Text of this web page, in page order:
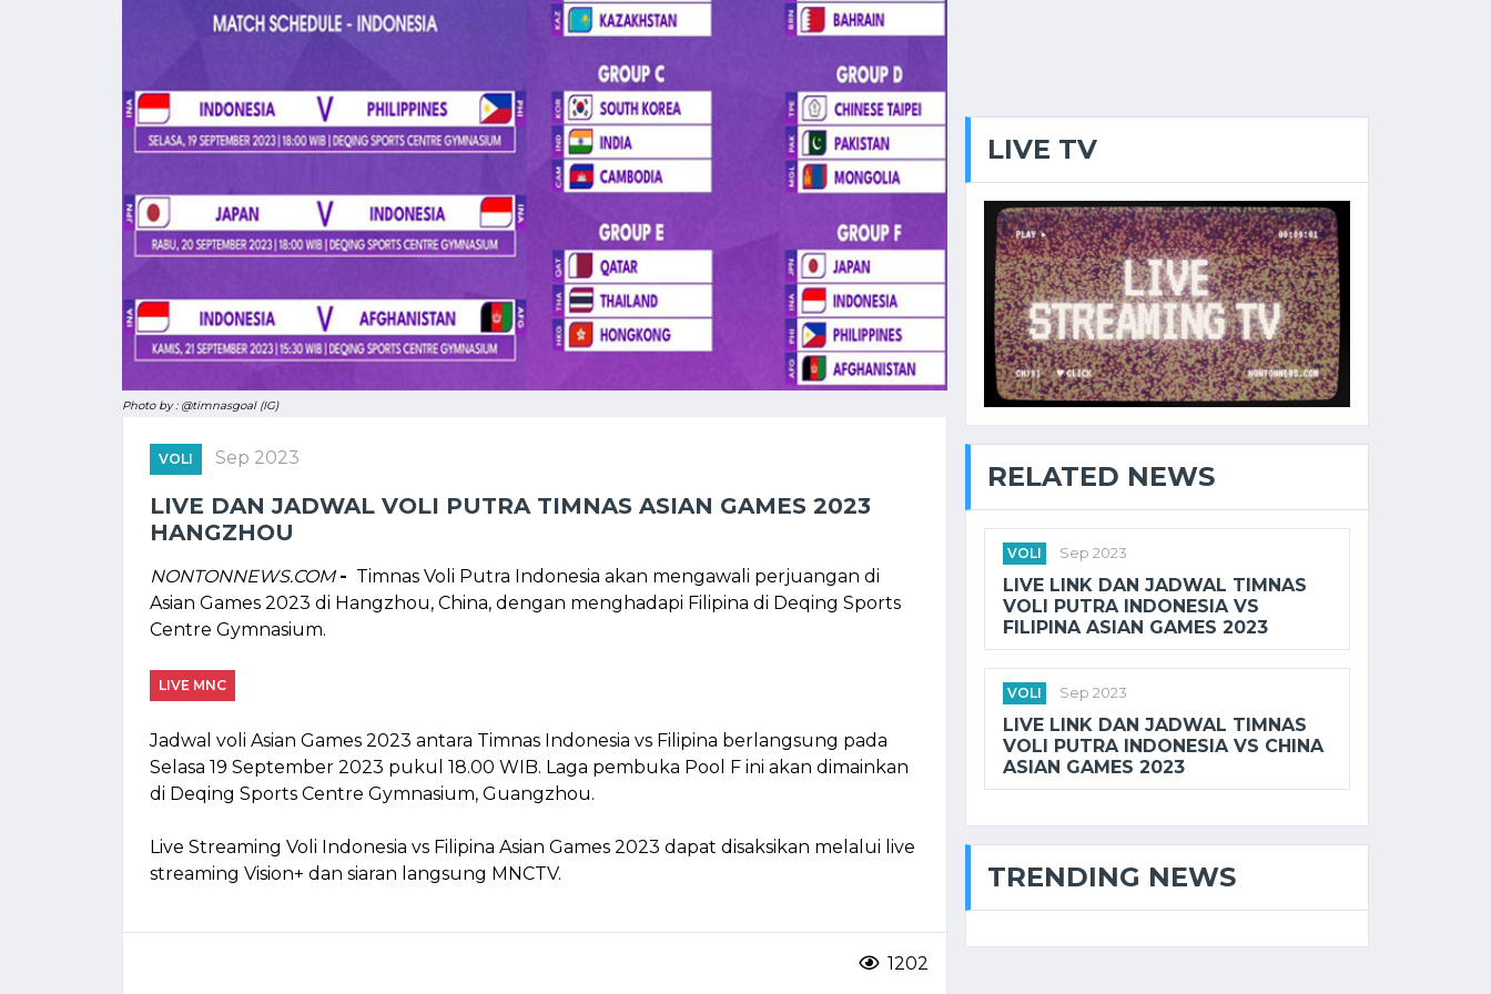
Photo by : @timnasgoal (IG)
VOLI Sep 2023
LIVE DAN JADWAL VOLI PUTRA TIMNAS ASIAN GAMES 2023
HANGZHOU
NONTONNEWS.COM - Timnas Voli Putra Indonesia akan mengawali perjuangan di
Asian Games 2023 di Hangzhou, China, dengan menghadapi Filipina di Deqing Sports
Centre Gymnasium.
LIVE MNC
Jadwal voli Asian Games 2023 antara Timnas Indonesia vs Filipina berlangsung pada
Selasa 19 September 2023 pukul 18.00 WIB. Laga pembuka Pool F ini akan dimainkan
di Deqing Sports Centre Gymnasium, Guangzhou.
Live Streaming Voli Indonesia vs Filipina Asian Games 2023 dapat disaksikan melalui live
streaming Vision+ dan siaran langsung MNCTV.
1202
LIVE TV
RELATED NEWS
VOLI Sep 2023
LIVE LINK DAN JADWAL TIMNAS
VOLI PUTRA INDONESIA VS
FILIPINA ASIAN GAMES 2023
VOLI Sep 2023
LIVE LINK DAN JADWAL TIMNAS
VOLI PUTRA INDONESIA VS CHINA
ASIAN GAMES 2023
TRENDING NEWS